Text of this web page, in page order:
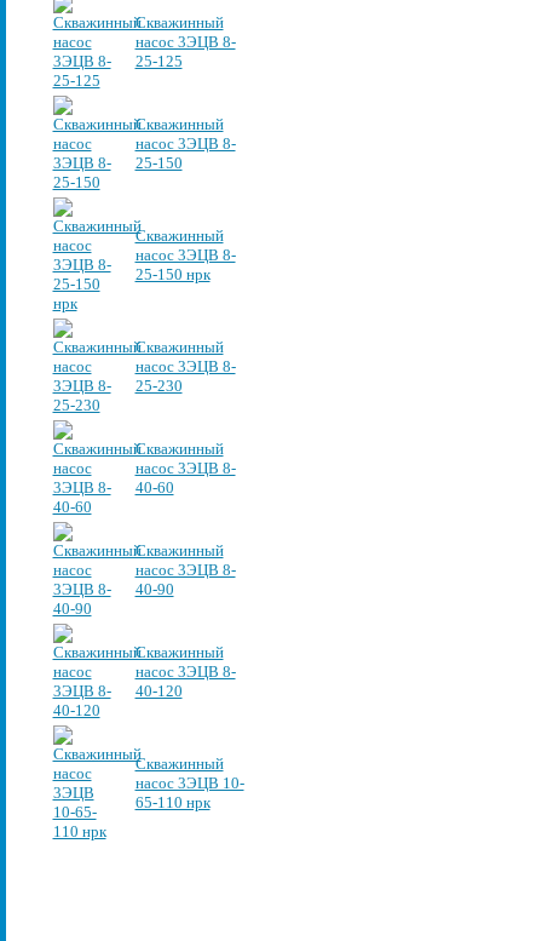
Скважинный
насос 3ЭЦВ 8-
25-125
Скважинный
насос 3ЭЦВ 8-
25-150
Скважинный
насос 3ЭЦВ 8-
25-150 нрк
Скважинный
насос 3ЭЦВ 8-
25-230
Скважинный
насос 3ЭЦВ 8-
40-60
Скважинный
насос 3ЭЦВ 8-
40-90
Скважинный
насос 3ЭЦВ 8-
40-120
Скважинный
насос 3ЭЦВ 10-
65-110 нрк